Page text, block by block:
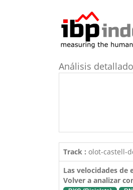
Análisis
Track : olot-castell-
Las velocidades de
Volver a analizar